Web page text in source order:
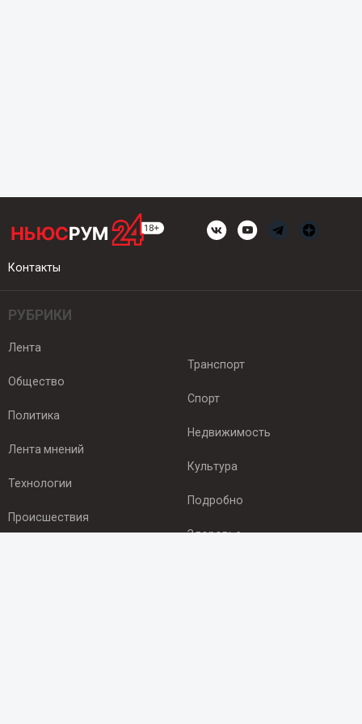
Контакты
РУБРИКИ
Лента
Общество
Политика
Лента мнений
Технологии
Происшествия
Транспорт
Спорт
Недвижимость
Культура
Подробно
Здоровье